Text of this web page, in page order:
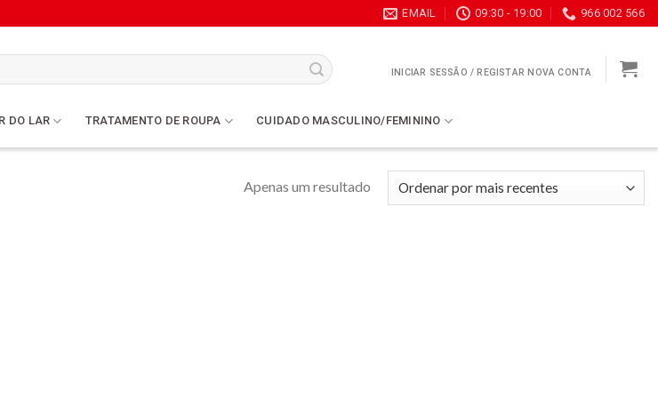
EMAIL 09:30 - 19:00 966 002 566
INICIAR SESSÃO / REGISTAR NOVA CONTA
DO LAR TRATAMENTO DE ROUPA CUIDADO MASCULINO/FEMININO
Apenas um resultado